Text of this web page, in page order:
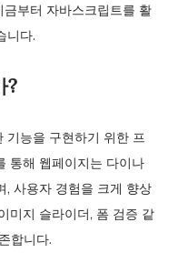
부터 자바스크립트를 활
니다.
?
기능을 구현하기 위한 프
통해 웹페이지는 다이나
, 사용자 경험을 크게 향상
미지 슬라이더, 폼 검증 같
합니다.